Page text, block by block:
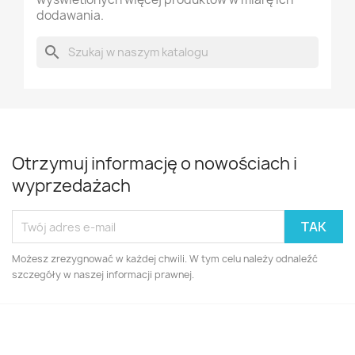
dodawania.
search
Otrzymuj informację o nowościach i
wyprzedażach
Możesz zrezygnować w każdej chwili. W tym celu należy odnaleźć
szczegóły w naszej informacji prawnej.